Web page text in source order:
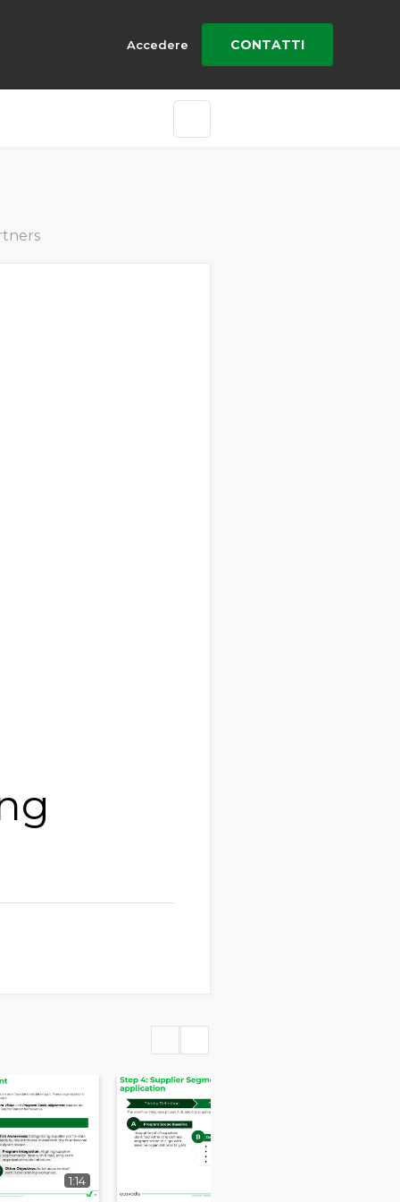
Accedere CONTATTI
1:14